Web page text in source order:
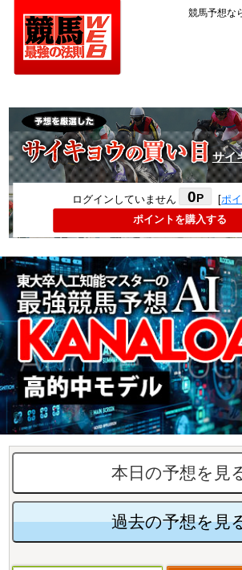
競馬予想な
サイ
ログインしていません 0P [ポ
ポイントを購入する
本日の予想を見
過去の予想を見